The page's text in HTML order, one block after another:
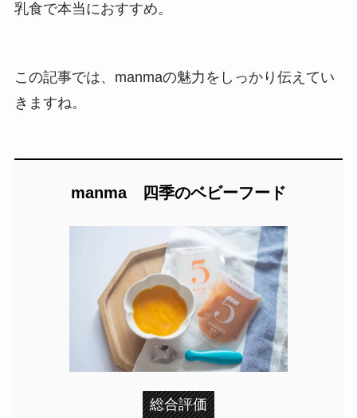
乳食で本当におすすめ。
この記事では、manmaの魅力をしっかり伝えてい
きますね。
manma 四季のベビーフード
総合評価